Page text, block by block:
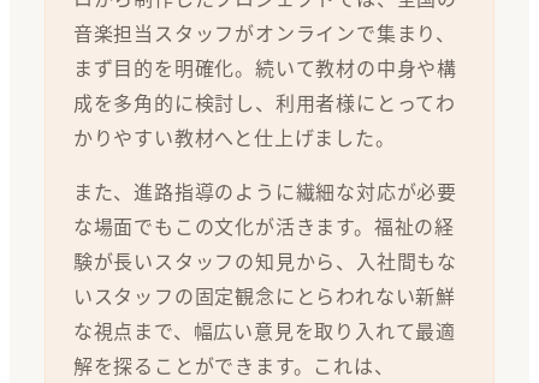
音楽担当スタッフがオンラインで集まり、
まず目的を明確化。続いて教材の中身や構
成を多角的に検討し、利用者様にとってわ
かりやすい教材へと仕上げました。
また、進路指導のように繊細な対応が必要
な場面でもこの文化が活きます。福祉の経
験が長いスタッフの知見から、入社間もな
いスタッフの固定観念にとらわれない新鮮
な視点まで、幅広い意見を取り入れて最適
解を探ることができます。これは、